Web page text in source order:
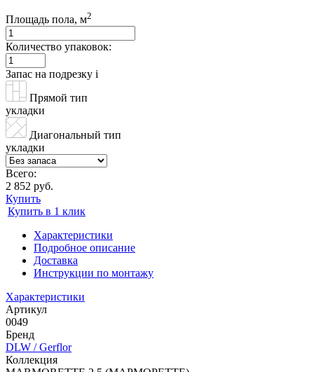
Площадь пола, м2
Количество упаковок:
Запас на подрезку i
Прямой тип
укладки
Диагональный тип
укладки
Всего:
2 852 руб.
Купить
Купить в 1 клик
Характеристики
Подробное описание
Доставка
Инструкции по монтажу
Характеристики
Артикул
0049
Бренд
DLW / Gerflor
Коллекция